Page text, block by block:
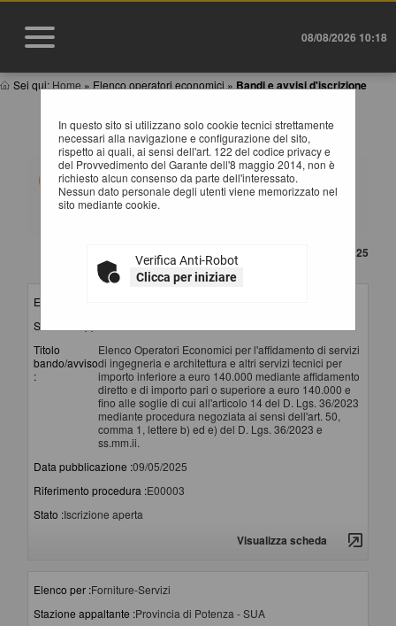
08/08/2026 10:18
Sei qui: Home » Elenco operatori economici » Bandi e avvisi d'iscrizione
In questo sito si utilizzano solo cookie tecnici strettamente
necessari alla navigazione e configurazione del sito,
rispetto ai quali, ai sensi dell'art. 122 del codice privacy e
del Provvedimento del Garante dell'8 maggio 2014, non è
richiesto alcun consenso da parte dell'interessato.
Nessun dato personale degli utenti viene memorizzato nel
sito mediante cookie.
Verifica Anti-Robot
Clicca per iniziare
BANDI E AVVISI D'ISCRIZIONE PER ELENCHI
OPERATORI ECONOMICI
Elenco dei bandi d'iscrizione per gli elenchi operatori
economici attualmente pubblicati. Per richiedere
l'iscrizione ad un elenco operatori economici bisogna
essere registrati al portale, per maggiori dettagli
CONTENUTO AGGIORNATO AL 06/10/2025
La ricerca ha restituito 3 risultati.
Elenco per :
Stazione appaltante :
Titolo
bando/avviso
:
Elenco Operatori Economici per l'affidamento di servizi
di ingegneria e architettura e altri servizi tecnici per
importo inferiore a euro 140.000 mediante affidamento
diretto e di importo pari o superiore a euro 140.000 e
fino alle soglie di cui all'articolo 14 del D. Lgs. 36/2023
mediante procedura negoziata ai sensi dell'art. 50,
comma 1, lettere b) ed e) del D. Lgs. 36/2023 e
ss.mm.ii.
Data pubblicazione :09/05/2025
Riferimento procedura :E00003
Stato :Iscrizione aperta
Visualizza scheda
Elenco per :Forniture-Servizi
Stazione appaltante :Provincia di Potenza - SUA